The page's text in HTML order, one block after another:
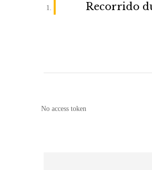
Recorrido
No access token